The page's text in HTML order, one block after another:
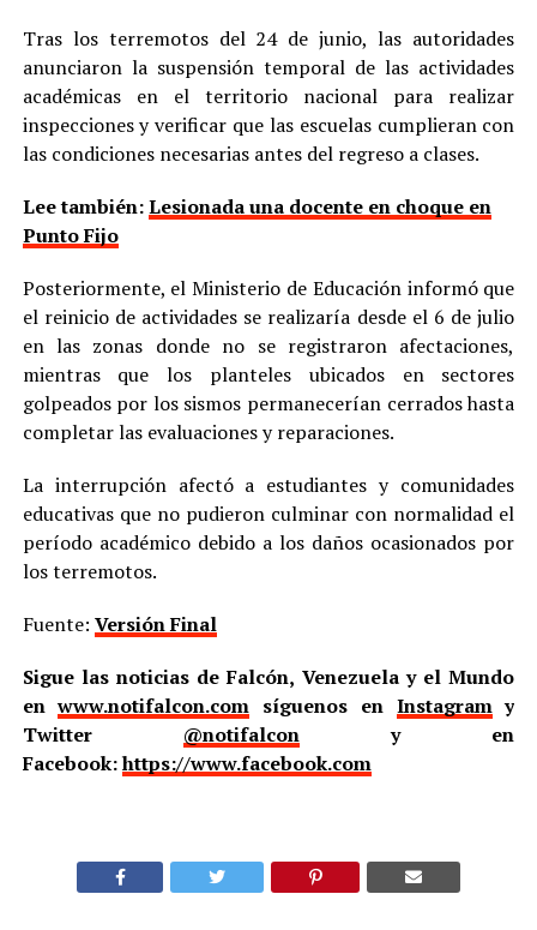
Tras los terremotos del 24 de junio, las autoridades
anunciaron la suspensión temporal de las actividades
académicas en el territorio nacional para realizar
inspecciones y verificar que las escuelas cumplieran con
las condiciones necesarias antes del regreso a clases.
Lee también:Lesionada una docente en choque en
Punto Fijo
Posteriormente, el Ministerio de Educación informó que
el reinicio de actividades se realizaría desde el 6 de julio
en las zonas donde no se registraron afectaciones,
mientras que los planteles ubicados en sectores
golpeados por los sismos permanecerían cerrados hasta
completar las evaluaciones y reparaciones.
La interrupción afectó a estudiantes y comunidades
educativas que no pudieron culminar con normalidad el
período académico debido a los daños ocasionados por
los terremotos.
Fuente: Versión Final
Sigue las noticias de Falcón, Venezuela y el Mundo
enwww.notifalcon.com síguenos en Instagramy
Twitter @notifalcony en
Facebook:https://www.facebook.com